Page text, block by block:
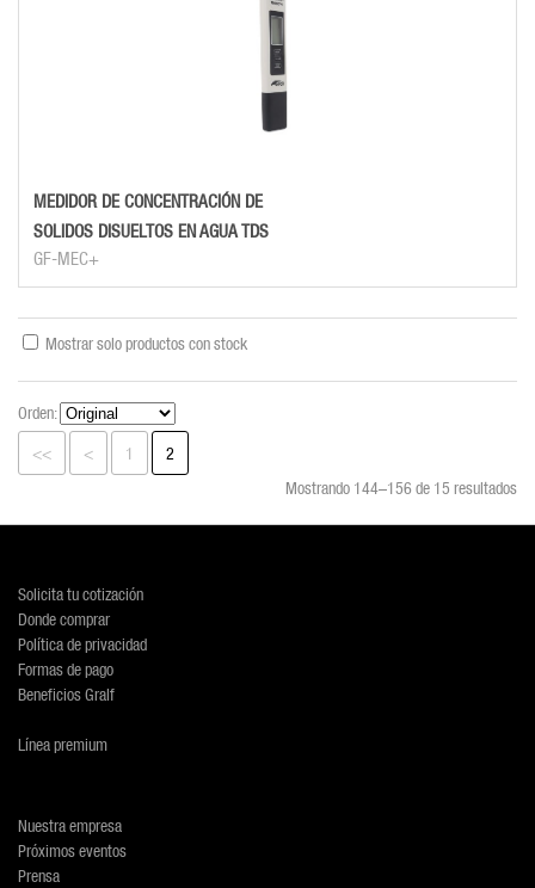
MEDIDOR DE CONCENTRACIÓN DE
SOLIDOS DISUELTOS EN AGUA TDS
GF-MEC+
Mostrar solo productos con stock
Orden:
<<
< 1
2
Mostrando 144–156 de 15 resultados
Solicita tu cotización
Donde comprar
Política de privacidad
Formas de pago
Beneficios Gralf
Línea premium
Nuestra empresa
Próximos eventos
Prensa